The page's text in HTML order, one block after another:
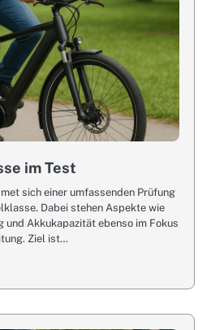
im Test
sich einer umfassenden Prüfung
Dabei stehen Aspekte wie
und Akkukapazität ebenso im Fokus
Ziel ist…